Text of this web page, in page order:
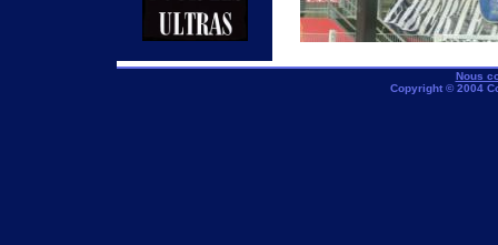
Nous
Copyright © 2004